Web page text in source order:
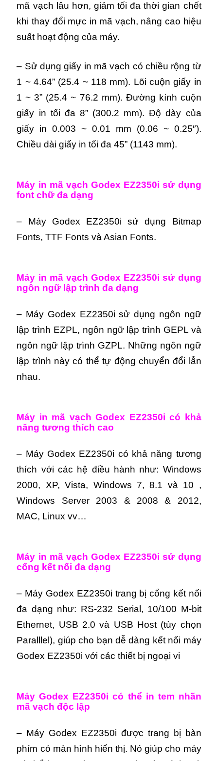
mã vạch lâu hơn, giảm tối đa thời gian chết
khi thay đổi mực in mã vạch, nâng cao hiệu
suất hoạt động của máy.
– Sử dụng giấy in mã vạch có chiều rộng từ
1 ~ 4.64” (25.4 ~ 118 mm). Lõi cuộn giấy in
1 ~ 3” (25.4 ~ 76.2 mm). Đường kính cuộn
giấy in tối đa 8” (300.2 mm). Độ dày của
giấy in 0.003 ~ 0.01 mm (0.06 ~ 0.25″).
Chiều dài giấy in tối đa 45” (1143 mm).
Máy in mã vạch Godex EZ2350i sử dụng
font chữ đa dạng
– Máy Godex EZ2350i sử dụng Bitmap
Fonts, TTF Fonts và Asian Fonts.
Máy in mã vạch Godex EZ2350i sử dụng
ngôn ngữ lập trình đa dạng
– Máy Godex EZ2350i sử dụng ngôn ngữ
lập trình EZPL, ngôn ngữ lập trình GEPL và
ngôn ngữ lập trình GZPL. Những ngôn ngữ
lập trình này có thể tự động chuyển đổi lẫn
nhau.
Máy in mã vạch Godex EZ2350i có khả
năng tương thích cao
– Máy Godex EZ2350i có khả năng tương
thích với các hệ điều hành như: Windows
2000, XP, Vista, Windows 7, 8.1 và 10 ,
Windows Server 2003 & 2008 & 2012,
MAC, Linux vv…
Máy in mã vạch Godex EZ2350i sử dụng
cổng kết nối đa dạng
– Máy Godex EZ2350i trang bị cổng kết nối
đa dạng như: RS-232 Serial, 10/100 M-bit
Ethernet, USB 2.0 và USB Host (tùy chọn
Paralllel), giúp cho bạn dễ dàng kết nối máy
Godex EZ2350i với các thiết bị ngoại vi
Máy Godex EZ2350i có thể in tem nhãn
mã vạch độc lập
– Máy Godex EZ2350i được trang bị bàn
phím có màn hình hiển thị. Nó giúp cho máy